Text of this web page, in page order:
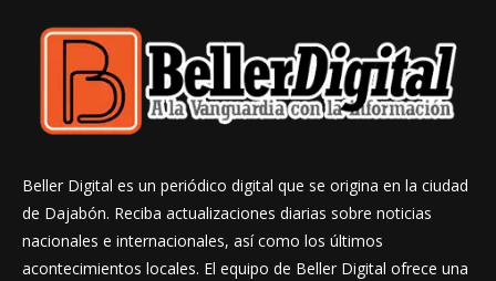
Beller Digital es un periódico digital que se origina en la ciudad
de Dajabón. Reciba actualizaciones diarias sobre noticias
nacionales e internacionales, así como los últimos
acontecimientos locales. El equipo de Beller Digital ofrece una